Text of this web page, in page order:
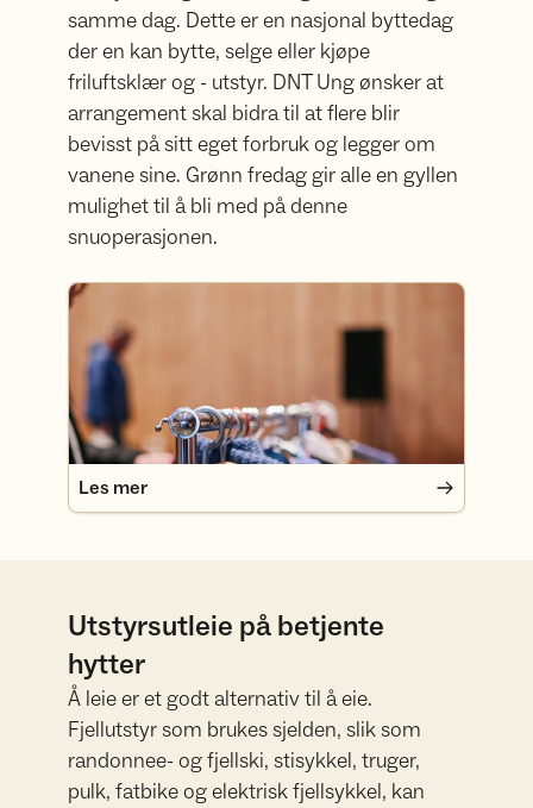
samme dag. Dette er en nasjonal byttedag
der en kan bytte, selge eller kjøpe
friluftsklær og - utstyr. DNT Ung ønsker at
arrangement skal bidra til at flere blir
bevisst på sitt eget forbruk og legger om
vanene sine. Grønn fredag gir alle en gyllen
mulighet til å bli med på denne
snuoperasjonen.
Les mer
Les mer
Utstyrsutleie på betjente
hytter
Å leie er et godt alternativ til å eie.
Fjellutstyr som brukes sjelden, slik som
randonnee- og fjellski, stisykkel, truger,
pulk, fatbike og elektrisk fjellsykkel, kan